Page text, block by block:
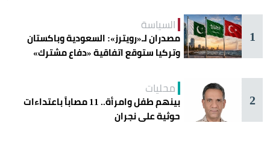
1
السياسة
مصدران لـ«رويترز»: السعودية وباكستان
وتركيا ستوقع اتفاقية «دفاع مشترك»
2
محليات
بينهم طفل وامرأة.. 11 مصاباً باعتداءات
حوثية على نجران